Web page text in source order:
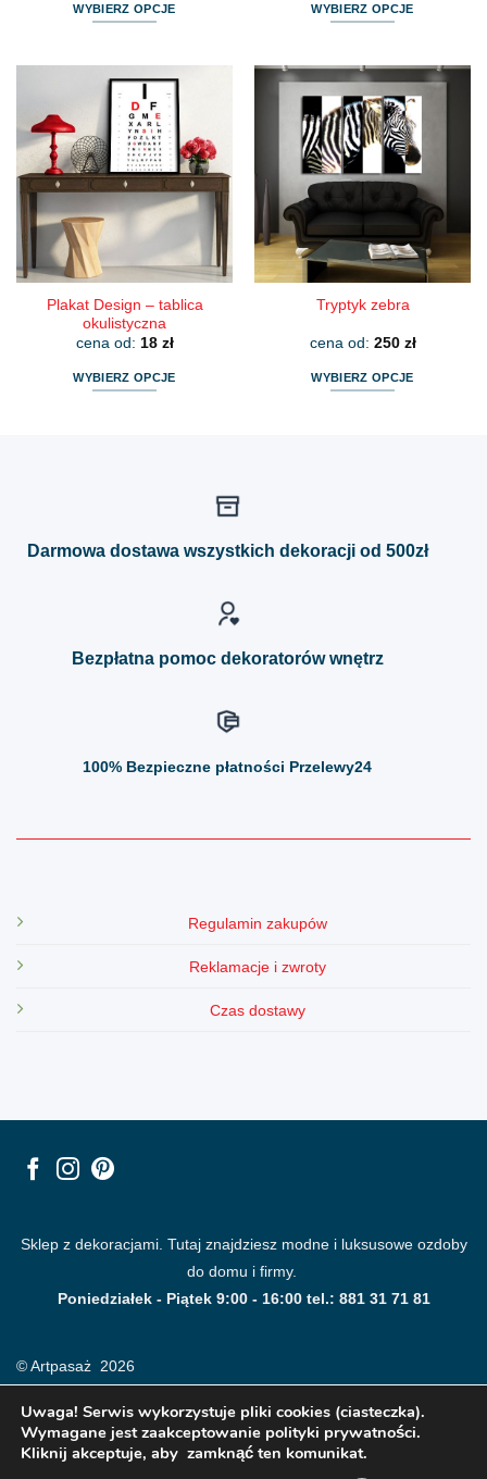
WYBIERZ OPCJE
ma
wiele
wariantów.
Opcje
można
wybrać
na
stronie
produktu
WYBIERZ OPCJE
ma
wiele
wariantów.
Opcje
można
stronie
produktu
Plakat Design – tablica
okulistyczna
cena od: 18 zł
WYBIERZ OPCJE
Tryptyk zebra
cena od: 250 zł
WYBIERZ OPCJE
można
Darmowa dostawa wszystkich dekoracji od 500zł
Bezpłatna pomoc dekoratorów wnętrz
100% Bezpieczne płatności Przelewy24
Regulamin zakupów
Reklamacje i zwroty
Czas dostawy
Sklep z dekoracjami. Tutaj znajdziesz modne i luksusowe ozdoby
do domu i firmy.
Poniedziałek - Piątek 9:00 - 16:00 tel.: 881 31 71 81
© Artpasaż 2026
Uwaga! Serwis wykorzystuje pliki cookies (ciasteczka).
Wymagane jest zaakceptowanie polityki prywatności.
Kliknij akceptuje, aby zamknąć ten komunikat.